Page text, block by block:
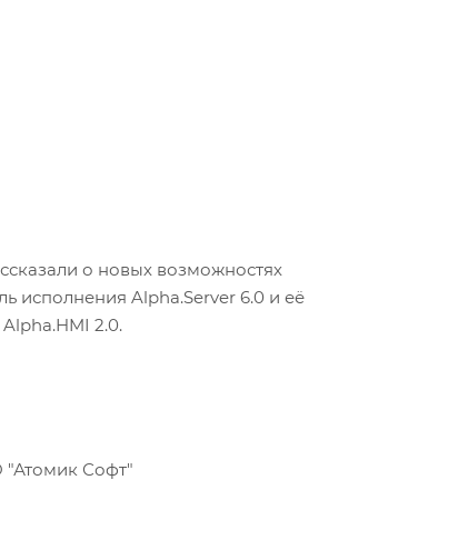
о новых возможностях
исполнения Alpha.Server 6.0 и её
2.0.
"Атомик Софт"